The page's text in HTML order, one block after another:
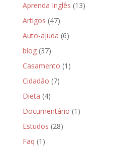
Aprenda Inglês (13)
Artigos (47)
Auto-ajuda (6)
blog(37)
Casamento (1)
Cidadão (7)
Dieta (4)
Documentário (1)
Estudos (28)
Faq (1)